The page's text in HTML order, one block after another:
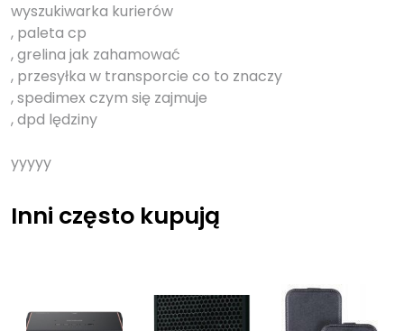
wyszukiwarka kurierów
, paleta cp
, grelina jak zahamować
, przesyłka w transporcie co to znaczy
, spedimex czym się zajmuje
, dpd lędziny
yyyyy
Inni często kupują